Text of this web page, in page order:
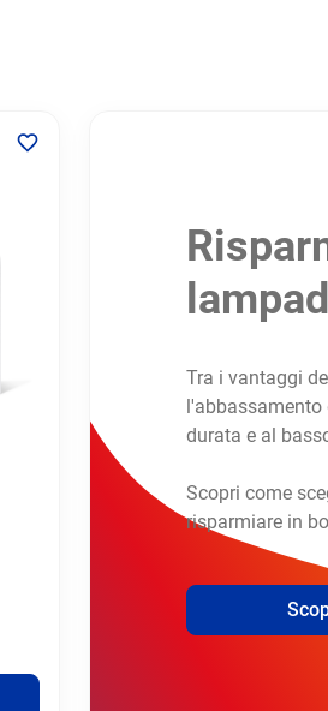
Tra i vantaggi
durata e al
Scopri come
risparmiare in